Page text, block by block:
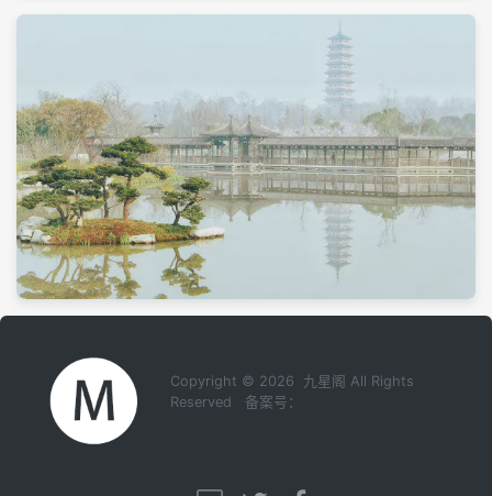
Copyright © 2026 九星阁 All Rights
Reserved 备案号：